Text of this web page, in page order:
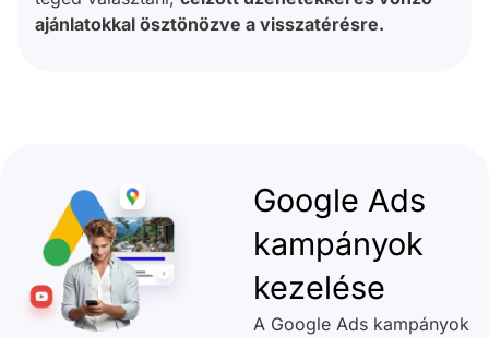
ajánlatokkal ösztönözve a visszatérésre.
Google Ads
kampányok
kezelése
A Google Ads kampányok